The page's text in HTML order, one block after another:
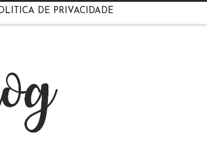
DE PRIVACIDADE